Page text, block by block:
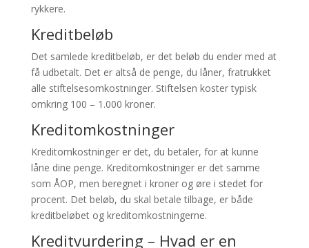
rykkere.
Kreditbeløb
Det samlede kreditbeløb, er det beløb du ender med at
få udbetalt. Det er altså de penge, du låner, fratrukket
alle stiftelsesomkostninger. Stiftelsen koster typisk
omkring 100 – 1.000 kroner.
Kreditomkostninger
Kreditomkostninger er det, du betaler, for at kunne
låne dine penge. Kreditomkostninger er det samme
som ÅOP, men beregnet i kroner og øre i stedet for
procent. Det beløb, du skal betale tilbage, er både
kreditbeløbet og kreditomkostningerne.
Kreditvurdering – Hvad er en